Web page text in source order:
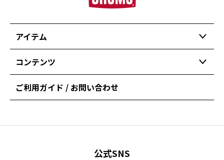
アイテム
コンテンツ
ご利用ガイド / お問い合わせ
公式SNS